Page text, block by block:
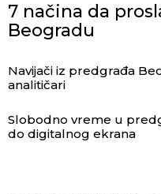
7 načina da
Beogradu
Navijači iz predgrađa
analitičari
Slobodno vreme u
do digitalnog ekrana